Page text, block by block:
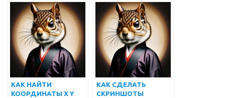
SELENIUM
WEBDRIVER |
МАТЕРИАЛ ДЛЯ
ТЕСТИРОВАНИЯ
ПРОГРАММНОГО
ОБЕСПЕЧЕНИЯ
СТРАНИЦЫ С
ИСПОЛЬЗОВАНИЕМ
SELENIUM 4
КАК НАЙТИ
КООРДИНАТЫ X Y
КАК СДЕЛАТЬ
СКРИНШОТЫ